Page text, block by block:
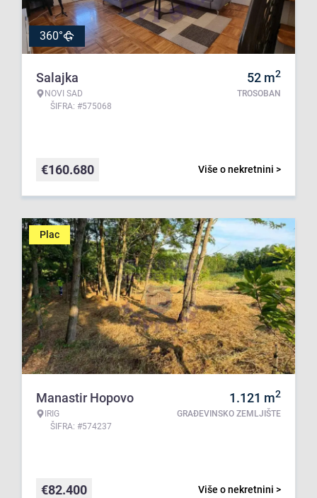
360°
Salajka
NOVI SAD
ŠIFRA: #575068
52 m2
TROSOBAN
Više o nekretnini >
€160.680
Plac
Manastir Hopovo
IRIG
ŠIFRA: #574237
1.121 m2
GRAĐEVINSKO ZEMLJIŠTE
Više o nekretnini >
€82.400